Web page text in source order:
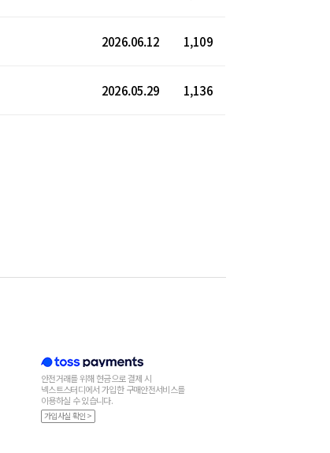
2026.06.12 1,109
2026.05.29 1,136
안전거래를 위해 현금으로 결제 시
넥스트스터디에서 가입한 구매안전서비스를
이용하실 수 있습니다.
가입사실 확인 >